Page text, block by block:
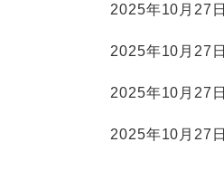
2025年10月27日
2025年10月27日
2025年10月27日
2025年10月27日